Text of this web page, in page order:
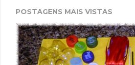
POSTAGENS MAIS VISTAS